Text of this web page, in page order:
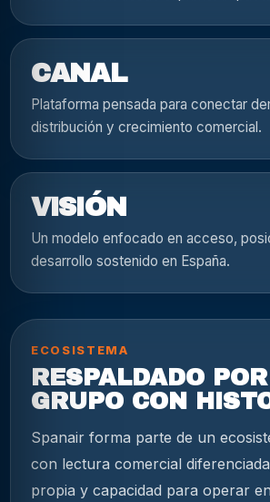
CANAL
Plataforma pensada para conectar
distribución y crecimiento comercial.
VISIÓN
Un modelo enfocado en acceso,
desarrollo sostenido en España.
ECOSISTEMA
RESPALDADO
GRUPO CON
Spanair forma parte de un
con lectura comercial
propia y capacidad para operar